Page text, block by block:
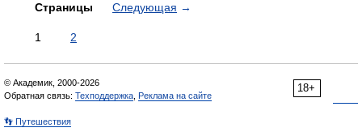
Страницы Следующая →
1 2
18+
© Академик, 2000-2026
Обратная связь: Техподдержка Реклама на сайте
👣 Путешествия